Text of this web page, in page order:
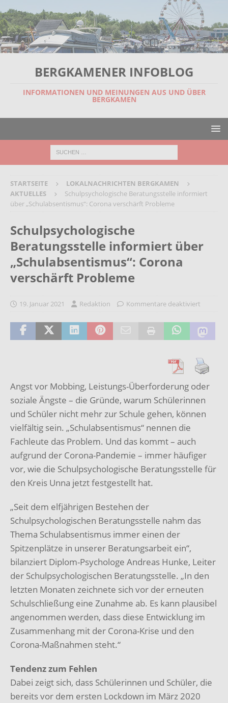
BERGKAMENER INFOBLOG
INFORMATIONEN UND MEINUNGEN AUS UND ÜBER
BERGKAMEN
STARTSEITE
LOKALNACHRICHTEN BERGKAMEN
AKTUELLES
Schulpsychologische Beratungsstelle informiert
über „Schulabsentismus“: Corona verschärft Probleme
Schulpsychologische
Beratungsstelle informiert über
„Schulabsentismus“: Corona
verschärft Probleme
19. Januar 2021 Redaktion Kommentare deaktiviert
Angst vor Mobbing, Leistungs-Überforderung oder
soziale Ängste – die Gründe, warum Schülerinnen
und Schüler nicht mehr zur Schule gehen, können
vielfältig sein. „Schulabsentismus“ nennen die
Fachleute das Problem. Und das kommt – auch
aufgrund der Corona-Pandemie – immer häufiger
vor, wie die Schulpsychologische Beratungsstelle für
den Kreis Unna jetzt festgestellt hat.
„Seit dem elfjährigen Bestehen der
Schulpsychologischen Beratungsstelle nahm das
Thema Schulabsentismus immer einen der
Spitzenplätze in unserer Beratungsarbeit ein“,
bilanziert Diplom-Psychologe Andreas Hunke, Leiter
der Schulpsychologischen Beratungsstelle. „In den
letzten Monaten zeichnete sich vor der erneuten
Schulschließung eine Zunahme ab. Es kann plausibel
angenommen werden, dass diese Entwicklung im
Zusammenhang mit der Corona-Krise und den
Corona-Maßnahmen steht.“
Tendenz zum Fehlen
Dabei zeigt sich, dass Schülerinnen und Schüler, die
bereits vor dem ersten Lockdown im März 2020